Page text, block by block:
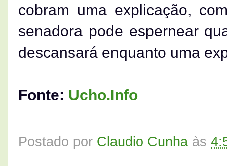
cobram uma explicação,
senadora pode espernear
descansará enquanto uma
Fonte: Ucho.Info
Postado por Claudio Cunha às